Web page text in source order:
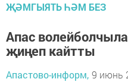
ҖӘМГЫЯТЬ ҺӘМ БЕЗ
Апас
җиңеп кайтты
Апастово-информ, 9 июнь